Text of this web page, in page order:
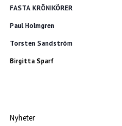
FASTA KRÖNIKÖRER
Paul Holmgren
Torsten Sandström
Birgitta Sparf
Nyheter